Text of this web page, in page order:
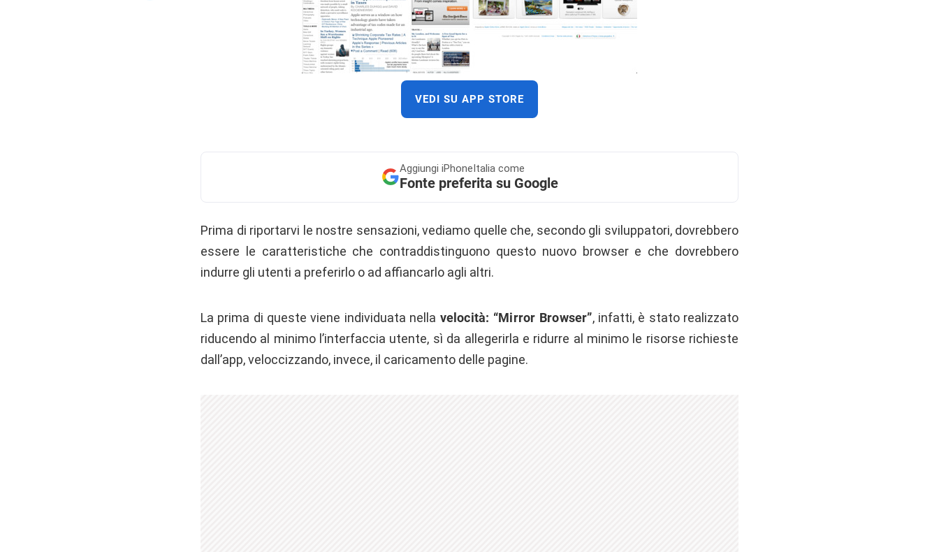
VEDI SU APP STORE
Aggiungi iPhoneItalia come
Fonte preferita su Google
Prima di riportarvi le nostre sensazioni, vediamo quelle che, secondo gli sviluppatori, dovrebbero
essere le caratteristiche che contraddistinguono questo nuovo browser e che dovrebbero
indurre gli utenti a preferirlo o ad affiancarlo agli altri.
La prima di queste viene individuata nella velocità: “Mirror Browser”, infatti, è stato realizzato
riducendo al minimo l’interfaccia utente, sì da allegerirla e ridurre al minimo le risorse richieste
dall’app, veloccizzando, invece, il caricamento delle pagine.